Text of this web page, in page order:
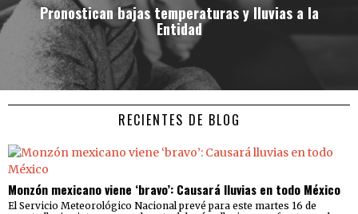
Pronostican bajas temperaturas y lluvias a la
Entidad
RECIENTES DE BLOG
Monzón mexicano viene ‘bravo’: Causará lluvias en todo México
El Servicio Meteorológico Nacional prevé para este martes 16 de